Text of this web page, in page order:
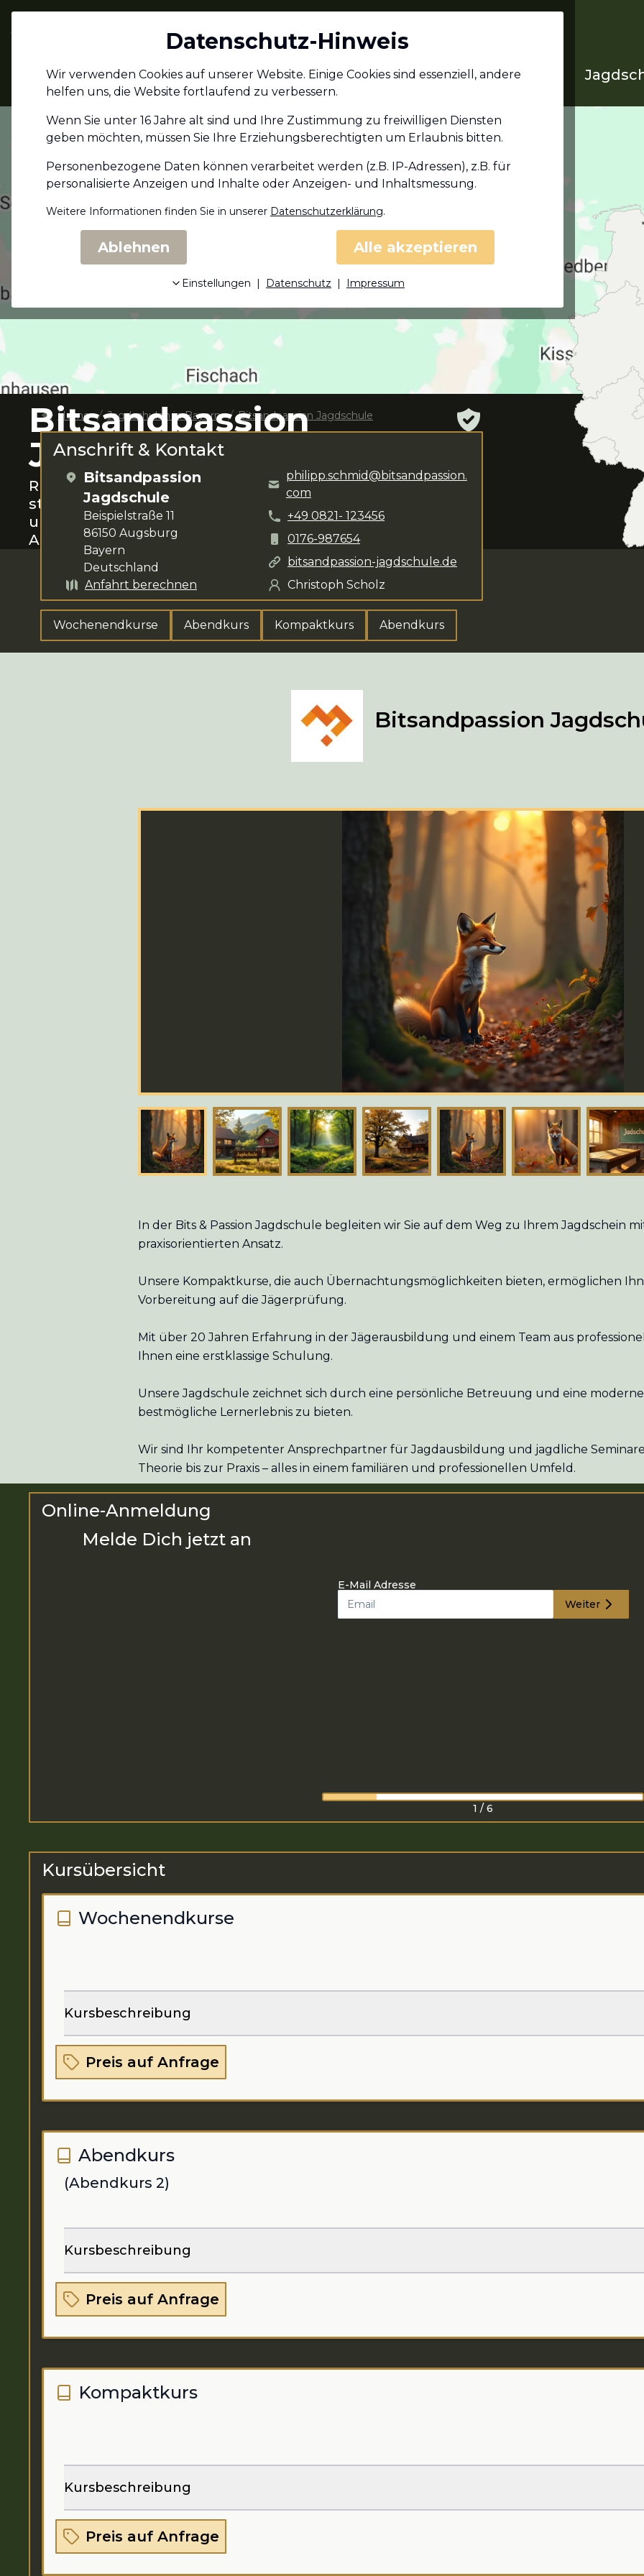
Alle Infos zum
Jagdschein
Jagdschein in deinem
Bundesland
Bitsandpassion
Jagdschule
Rund umAugsburgdas Jagen lernen.Christoph Scholz
steht dir für deine Anliegen zur Verfügung. Das Kursangebot
umfasst Wochenendkurse, Abendkurs, Kompaktkurs und
Abendkurs.
Home Jagdschulen inBayern Bitsandpassion Jagdschule
Anschrift & Kontakt
Bitsandpassion
Jagdschule
Beispielstraße 11
86150 Augsburg
Bayern
Deutschland
Anfahrt berechnen
philipp.schmid@bitsandpassion.
com
+49 0821- 123456
0176-987654
bitsandpassion-jagdschule.de
Christoph Scholz
Wochenendkurse Abendkurs Kompaktkurs Abendkurs
Bitsandpassion
In der Bits & Passion Jagdschule begleiten wir Sie auf dem Weg zu Ihrem Jagdschein
praxisorientierten Ansatz.
Unsere Kompaktkurse, die auch Übernachtungsmöglichkeiten bieten, ermöglichen
Vorbereitung auf die Jägerprüfung.
Mit über 20 Jahren Erfahrung in der Jägerausbildung und einem Team aus
Ihnen eine erstklassige Schulung.
Unsere Jagdschule zeichnet sich durch eine persönliche Betreuung und eine
bestmögliche Lernerlebnis zu bieten.
Wir sind Ihr kompetenter Ansprechpartner für Jagdausbildung und jagdliche
Theorie bis zur Praxis – alles in einem familiären und professionellen Umfeld.
Online-Anmeldung
Melde Dich jetzt an
E-Mail Adresse
Weiter
1 / 6
Kursübersicht
Wochenendkurse
Kursbeschreibung
Preis auf Anfrage
Abendkurs
(Abendkurs 2)
Kursbeschreibung
Preis auf Anfrage
Kompaktkurs
Kursbeschreibung
Preis auf Anfrage
Datenschutz-Hinweis
Wir verwenden Cookies auf unserer Website. Einige Cookies sind essenziell, andere
helfen uns, die Website fortlaufend zu verbessern.
Wenn Sie unter 16 Jahre alt sind und Ihre Zustimmung zu freiwilligen Diensten
geben möchten, müssen Sie Ihre Erziehungs­berechtigten um Erlaubnis bitten.
Personenbezogene Daten können verarbeitet werden (z.B. IP-Adressen), z.B. für
personalisierte Anzeigen und Inhalte oder Anzeigen- und Inhaltsmessung.
Weitere Informationen finden Sie in unserer Datenschutzerklärung.
Ablehnen Alle akzeptieren
Einstellungen | Datenschutz | Impressum